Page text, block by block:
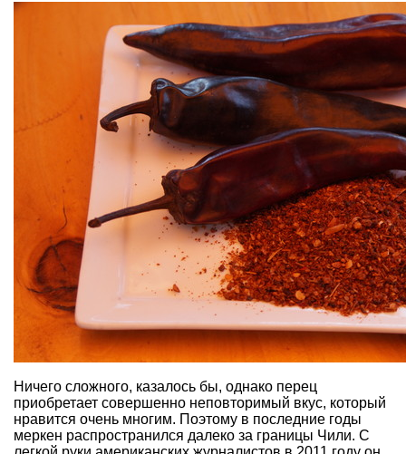
Ничего сложного, казалось бы, однако перец
приобретает совершенно неповторимый вкус, который
нравится очень многим. Поэтому в последние годы
меркен распространился далеко за границы Чили. С